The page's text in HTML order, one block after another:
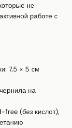
не
работе с
7,5 × 5 см
на
free (без кислот),